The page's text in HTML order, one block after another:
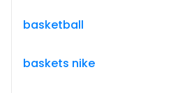
basketball
baskets nike